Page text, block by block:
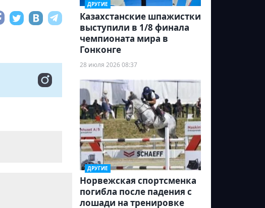
ДРУГИЕ
Казахстанские шпажистки
выступили в 1/8 финала
чемпионата мира в
Гонконге
28 июля 2026 08:37
ДРУГИЕ
Норвежская спортсменка
погибла после падения с
лошади на тренировке